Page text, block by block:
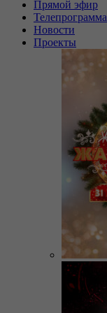
Прямой эфир
Телепрограмма
Новости
Проекты